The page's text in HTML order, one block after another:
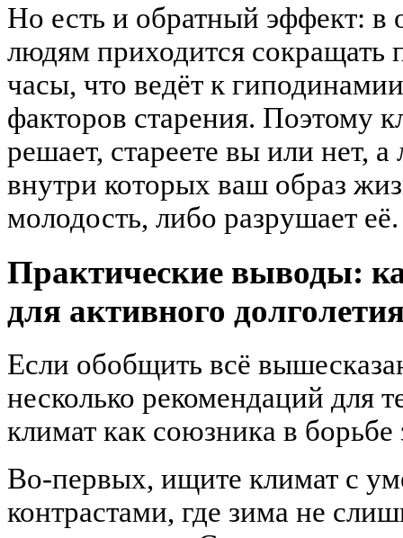
Но есть и обратный эффект: в
людям приходится сокращать
часы, что ведёт к
факторов старения. Поэтому
решает, стареете вы или нет,
внутри которых ваш образ
молодость, либо разрушает её.
Практические выводы:
для активного
Если обобщить всё
несколько рекомендаций для
климат как союзника в борьбе
Во-первых, ищите климат с
контрастами, где зима не